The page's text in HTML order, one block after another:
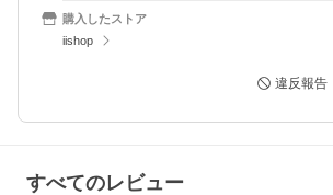
購入したストア
iishop
違反報告
すべてのレビュー